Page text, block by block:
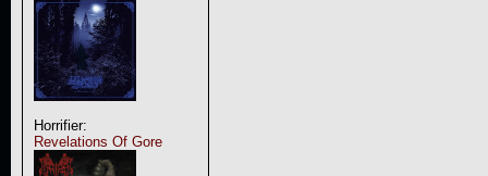
Horrifier:
Revelations Of Gore